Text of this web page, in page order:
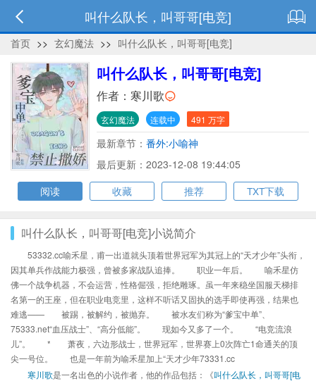
叫什么队长，叫哥哥[电竞]
首页 >> 玄幻魔法 >> 叫什么队长，叫哥哥[电竞]
叫什么队长，叫哥哥[电竞]
作者： 寒川歌
玄幻魔法 连载中 491 万字
最新章节： 番外:小喻神
最后更新：2023-12-08 19:44:05
阅读
收藏 推荐 TXT下载
叫什么队长，叫哥哥[电竞]小说简介
53332.cc喻禾星，甫一出道就头顶着世界冠军为其冠上的“天才少年”头衔，
因其单兵作战能力极强，曾被多家战队追捧。 职业一年后。 喻禾星仿
佛一个战争机器，不会运营，性格倔强，拒绝雕琢。虽一年来稳坐国服天梯排
名第一的王座，但在职业电竞里，这样不听话又固执的选手即使再强，结果也
难逃—— 被踢，被解约，被抛弃。 被水友们称为“爹宝中单”、
75333.net“血压战士”、“高分低能”。 现如今又多了一个。 “电竞流浪
儿”。 * 萧夜，六边形战士，世界冠军，世界赛上0次阵亡1命通关的顶
尖一号位。 也是一年前为喻禾星加上“天才少年73331.cc
寒川歌是一名出色的小说作者，他的作品包括：《叫什么队长，叫哥哥[电